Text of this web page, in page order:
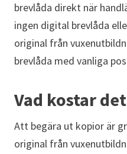
brevlåda direkt när
ingen digital brevlåda
original från
brevlåda med vanliga
Vad kostar det
Att begära ut kopior är
original från